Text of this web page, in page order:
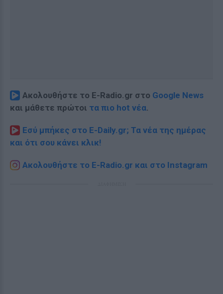
Ακολουθήστε το E-Radio.gr στο Google News
και μάθετε πρώτοι τα πιο hot νέα.
Εσύ μπήκες στο E-Daily.gr; Τα νέα της ημέρας
και ότι σου κάνει κλικ!
Ακολουθήστε το E-Radio.gr και στο Instagram